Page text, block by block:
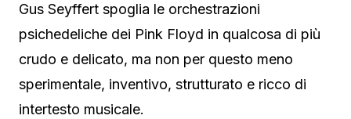
Gus Seyffert spoglia le orchestrazioni
psichedeliche dei Pink Floyd in qualcosa di più
crudo e delicato, ma non per questo meno
sperimentale, inventivo, strutturato e ricco di
intertesto musicale.